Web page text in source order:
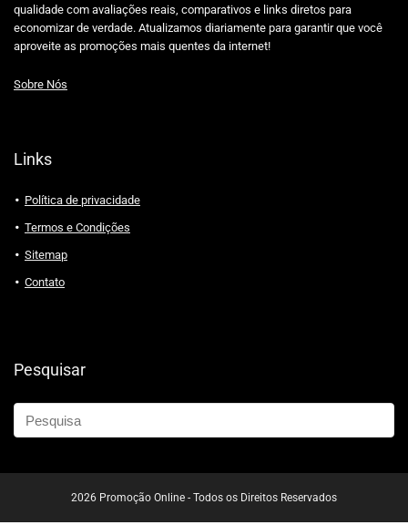
qualidade com avaliações reais, comparativos e links diretos para
economizar de verdade. Atualizamos diariamente para garantir que você
aproveite as promoções mais quentes da internet!
Sobre Nós
Links
Política de privacidade
Termos e Condições
Sitemap
Contato
Pesquisar
2026 Promoção Online - Todos os Direitos Reservados